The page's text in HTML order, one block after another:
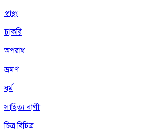
স্বাস্থ্য
চাকরি
অপরাধ
ভ্রমণ
ধর্ম
সাহিত্য বাণী
চিত্র বিচিত্র